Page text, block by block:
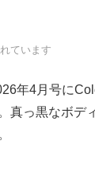
ています
年4月号に
真っ黒なボ